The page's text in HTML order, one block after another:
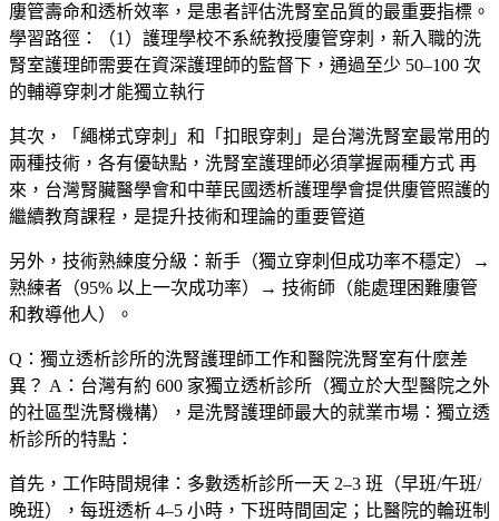
廔管壽命和透析效率，是患者評估洗腎室品質的最重要指標。
學習路徑：（1）護理學校不系統教授廔管穿刺，新入職的洗
腎室護理師需要在資深護理師的監督下，通過至少 50–100 次
的輔導穿刺才能獨立執行
其次，「繩梯式穿刺」和「扣眼穿刺」是台灣洗腎室最常用的
兩種技術，各有優缺點，洗腎室護理師必須掌握兩種方式 再
來，台灣腎臟醫學會和中華民國透析護理學會提供廔管照護的
繼續教育課程，是提升技術和理論的重要管道
另外，技術熟練度分級：新手（獨立穿刺但成功率不穩定）→
熟練者（95% 以上一次成功率）→ 技術師（能處理困難廔管
和教導他人）。
Q：獨立透析診所的洗腎護理師工作和醫院洗腎室有什麼差
異？ A：台灣有約 600 家獨立透析診所（獨立於大型醫院之外
的社區型洗腎機構），是洗腎護理師最大的就業市場：獨立透
析診所的特點：
首先， 工作時間規律 ：多數透析診所一天 2–3 班（早班/午班/
晚班），每班透析 4–5 小時，下班時間固定；比醫院的輪班制